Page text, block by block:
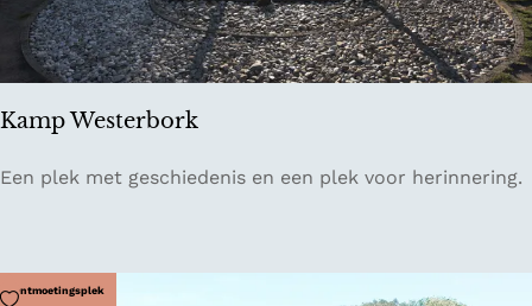
Kamp Westerbork
K
W
Een plek met geschiedenis en een plek voor herinnering.
Ontmoetingsplek
Voeg toe als favoriet